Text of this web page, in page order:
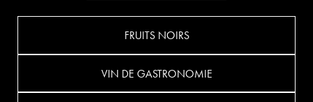
FRUITS NOIRS
VIN DE GASTRONOMIE